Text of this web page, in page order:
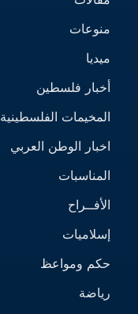
منوعات
ميديا
أخبار فلسطين
المخيمات الفلسطينية
اخبار الوطن العربي
المناسبات
الأفــراح
إسلاميات
حكم ومواعظ
رياضة